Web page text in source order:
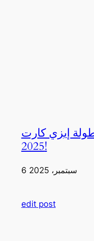
إيزي كارت
2025!
6 سبتمبر، 2025
edit post